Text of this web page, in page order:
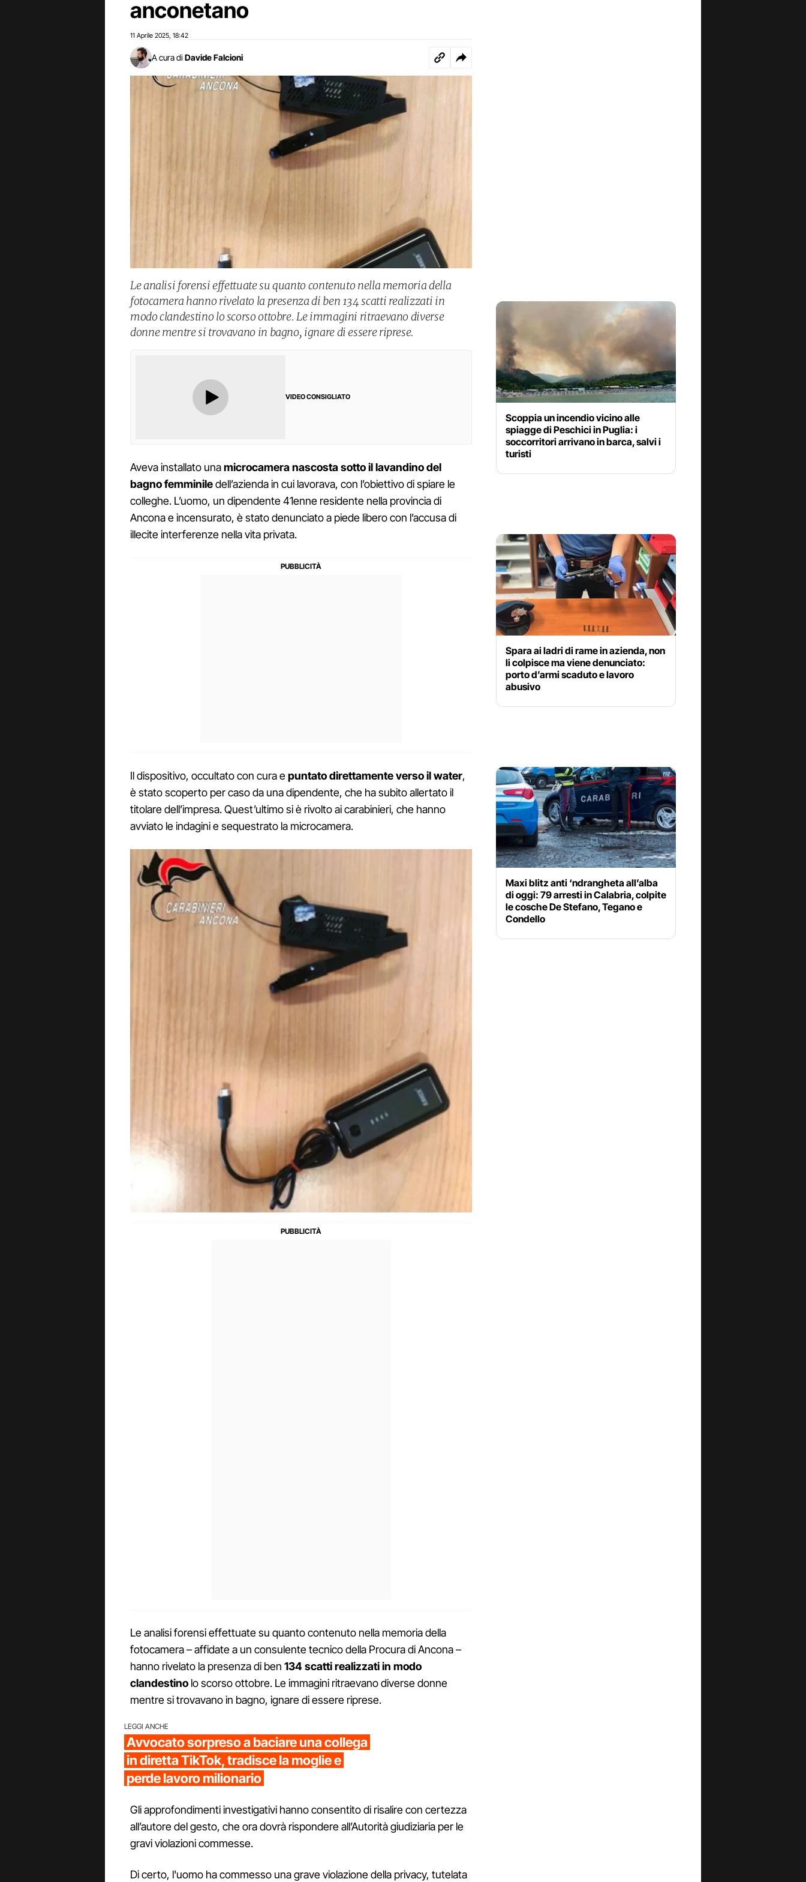
anconetano
11 Aprile 2025 18:42
A cura di Davide Falcioni
Le analisi forensi effettuate su quanto contenuto nella memoria della
fotocamera hanno rivelato la presenza di ben 134 scatti realizzati in
modo clandestino lo scorso ottobre. Le immagini ritraevano diverse
donne mentre si trovavano in bagno, ignare di essere riprese.
VIDEO CONSIGLIATO
Aveva installato unamicrocamera nascosta sotto il lavandino del
bagno femminiledell’azienda in cui lavorava, con l’obiettivo di spiare le
colleghe. L’uomo, un dipendente 41enne residente nella provincia di
Ancona e incensurato, è stato denunciato a piede libero con l’accusa di
illecite interferenze nella vita privata.
Il dispositivo, occultato con cura epuntato direttamente verso il water,
è stato scoperto per caso da una dipendente, che ha subito allertato il
titolare dell’impresa. Quest’ultimo si è rivolto ai carabinieri, che hanno
avviato le indagini e sequestrato la microcamera.
Le analisi forensi effettuate su quanto contenuto nella memoria della
fotocamera – affidate a un consulente tecnico della Procura di Ancona –
hanno rivelato la presenza di ben 134 scatti realizzati in modo
clandestino lo scorso ottobre. Le immagini ritraevano diverse donne
mentre si trovavano in bagno, ignare di essere riprese.
LEGGI ANCHE
Avvocato sorpreso a baciare una collega
in diretta TikTok, tradisce la moglie e
perde lavoro milionario
Gli approfondimenti investigativi hanno consentito di risalire con certezza
all’autore del gesto, che ora dovrà rispondere all’Autorità giudiziaria per le
gravi violazioni commesse.
Di certo, l'uomo ha commesso una grave violazione della privacy, tutelata
Scoppia un incendio vicino alle
spiagge di Peschici in Puglia: i
soccorritori arrivano in barca, salvi i
turisti
Spara ai ladri di rame in azienda, non
li colpisce ma viene denunciato:
porto d’armi scaduto e lavoro
abusivo
Maxi blitz anti ‘ndrangheta all’alba
di oggi: 79 arresti in Calabria, colpite
le cosche De Stefano, Tegano e
Condello